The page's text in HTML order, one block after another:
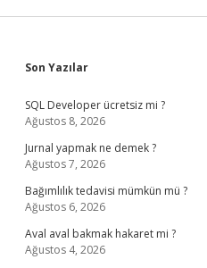
Sidebar
Son Yazılar
SQL Developer ücretsiz mi ?
Ağustos 8, 2026
Jurnal yapmak ne demek ?
Ağustos 7, 2026
Bağımlılık tedavisi mümkün mü ?
Ağustos 6, 2026
Aval aval bakmak hakaret mi ?
Ağustos 4, 2026